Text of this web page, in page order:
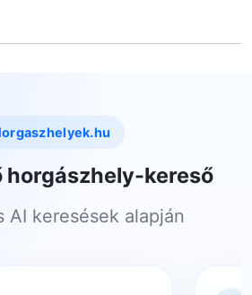
horgászhely-kereső
AI keresések alapján